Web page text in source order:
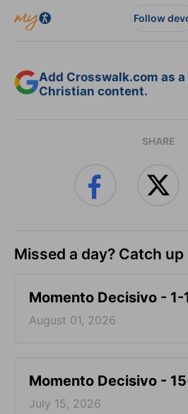
Follow
Add Crosswalk.com as
Christian content.
SHARE
Missed a day? Catch up
Momento Decisivo -
August 01, 2026
Momento Decisivo -
July 15, 2026